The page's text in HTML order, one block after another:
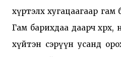
Гам барихдаа даарч
хүйтэн сэрүүн усанд